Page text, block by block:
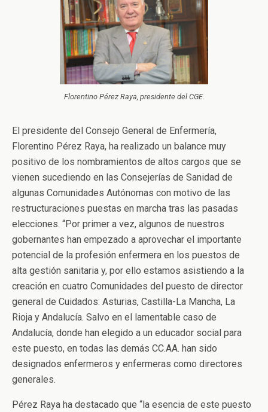
Florentino Pérez Raya, presidente del CGE.
El presidente del Consejo General de Enfermería,
Florentino Pérez Raya, ha realizado un balance muy
positivo de los nombramientos de altos cargos que se
vienen sucediendo en las Consejerías de Sanidad de
algunas Comunidades Autónomas con motivo de las
restructuraciones puestas en marcha tras las pasadas
elecciones. “Por primer a vez, algunos de nuestros
gobernantes han empezado a aprovechar el importante
potencial de la profesión enfermera en los puestos de
alta gestión sanitaria y, por ello estamos asistiendo a la
creación en cuatro Comunidades del puesto de director
general de Cuidados: Asturias, Castilla-La Mancha, La
Rioja y Andalucía. Salvo en el lamentable caso de
Andalucía, donde han elegido a un educador social para
este puesto, en todas las demás CC.AA. han sido
designados enfermeros y enfermeras como directores
generales.
Pérez Raya ha destacado que “la esencia de este puesto